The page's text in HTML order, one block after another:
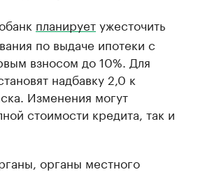
планируетужесточить
по выдаче ипотеки с
взносом до 10%. Для
надбавку 2,0 к
Изменения могут
стоимости кредита, так и
органы местного